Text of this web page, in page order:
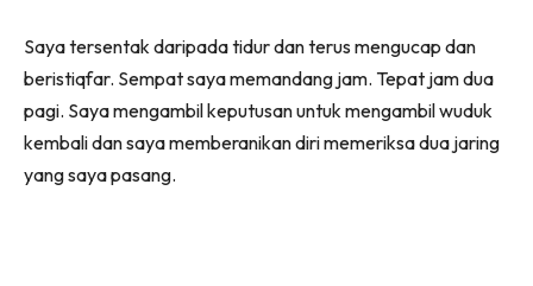
Saya tersentak daripada tidur dan terus mengucap dan
beristiqfar. Sempat saya memandang jam. Tepat jam dua
pagi. Saya mengambil keputusan untuk mengambil wuduk
kembali dan saya memberanikan diri memeriksa dua jaring
yang saya pasang.